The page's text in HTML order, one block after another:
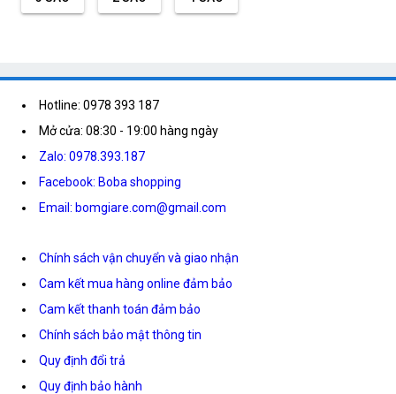
Hotline: 0978 393 187
Mở cửa: 08:30 - 19:00 hàng ngày
Zalo: 0978.393.187
Facebook: Boba shopping
Email: bomgiare.com@gmail.com
Chính sách vận chuyển và giao nhận
Cam kết mua hàng online đảm bảo
Cam kết thanh toán đảm bảo
Chính sách bảo mật thông tin
Quy định đổi trả
Quy định bảo hành